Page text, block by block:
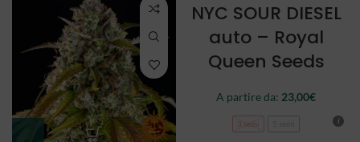
NYC SOUR DIESEL
auto – Royal
Queen Seeds
A partire da: 23,00€
3 semi